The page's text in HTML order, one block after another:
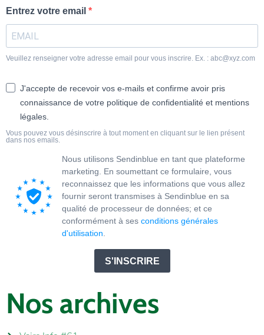
Entrez votre email
Veuillez renseigner votre adresse email pour vous inscrire. Ex. : abc@xyz.com
J'accepte de recevoir vos e-mails et confirme avoir pris
connaissance de votre politique de confidentialité et mentions
légales.
Vous pouvez vous désinscrire à tout moment en cliquant sur le lien présent
dans nos emails.
Nous utilisons Sendinblue en tant que plateforme
marketing. En soumettant ce formulaire, vous
reconnaissez que les informations que vous allez
fournir seront transmises à Sendinblue en sa
qualité de processeur de données; et ce
conformément à ses conditions générales
d'utilisation.
S'INSCRIRE
Nos archives